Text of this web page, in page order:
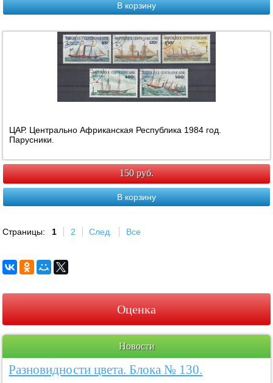
В корзину
ЦАР. Центрально Африканская Республика 1984 год.
Парусники.
150 руб.
В корзину
Страницы: 1 2 След. Все
Оценка
Новости
Разновидности цвета. Блока № 130.